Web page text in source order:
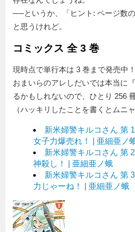
──というか、「ヒント: ページ数
と思うけれど。
コミックス 全 3 巻
現時点で単行本は 3 巻まで発売中
おまいらのアレしだいでは本当に
るかもしれないので、ひとり 256
（ハッキリしたことを書くとムニ
新米婦警キルコさん 第
女子力爆売れ！ | 亜細亜ノ
新米婦警キルコさん 第
神殺し！ | 亜細亜ノ蛾
新米婦警キルコさん 第
力じゃーね！ | 亜細亜ノ蛾